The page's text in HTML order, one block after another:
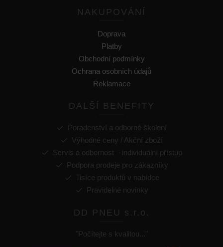
NAKUPOVÁNÍ
Doprava
Platby
Obchodní podmínky
Ochrana osobních údajů
Reklamace
DALŠÍ BENEFITY
Poradenství a odborné školení
Výhodné ceny / Akční zboží
Servis a odbornost – individuální přístup
Podpora prodeje pro zákazníky
Tisíce produktů v nabídce
Pravidelné novinky
DD PNEU s.r.o.
"Počítejte s kvalitou..."